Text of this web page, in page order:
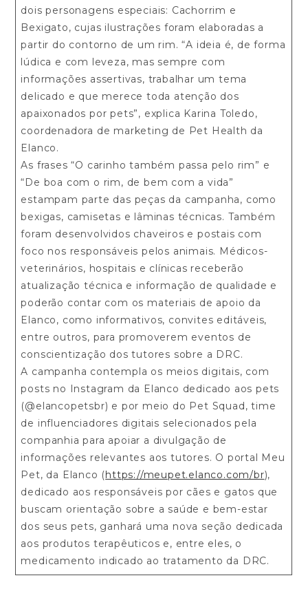
dois personagens especiais: Cachorrim e
Bexigato, cujas ilustrações foram elaboradas a
partir do contorno de um rim. “A ideia é, de forma
lúdica e com leveza, mas sempre com
informações assertivas, trabalhar um tema
delicado e que merece toda atenção dos
apaixonados por pets”, explica Karina Toledo,
coordenadora de marketing de Pet Health da
Elanco.
As frases “O carinho também passa pelo rim” e
“De boa com o rim, de bem com a vida”
estampam parte das peças da campanha, como
bexigas, camisetas e lâminas técnicas. Também
foram desenvolvidos chaveiros e postais com
foco nos responsáveis pelos animais. Médicos-
veterinários, hospitais e clínicas receberão
atualização técnica e informação de qualidade e
poderão contar com os materiais de apoio da
Elanco, como informativos, convites editáveis,
entre outros, para promoverem eventos de
conscientização dos tutores sobre a DRC.
A campanha contempla os meios digitais, com
posts no Instagram da Elanco dedicado aos pets
(@elancopetsbr) e por meio do Pet Squad, time
de influenciadores digitais selecionados pela
companhia para apoiar a divulgação de
informações relevantes aos tutores. O portal Meu
Pet, da Elanco (https://meupet.elanco.com/br),
dedicado aos responsáveis por cães e gatos que
buscam orientação sobre a saúde e bem-estar
dos seus pets, ganhará uma nova seção dedicada
aos produtos terapêuticos e, entre eles, o
medicamento indicado ao tratamento da DRC.